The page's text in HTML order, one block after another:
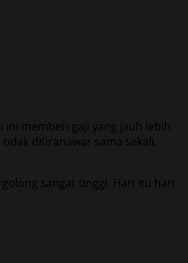
ini memberi gaji yang jauh lebih
dKiranawar sama sekali,
sangat tinggi. Hari itu hari